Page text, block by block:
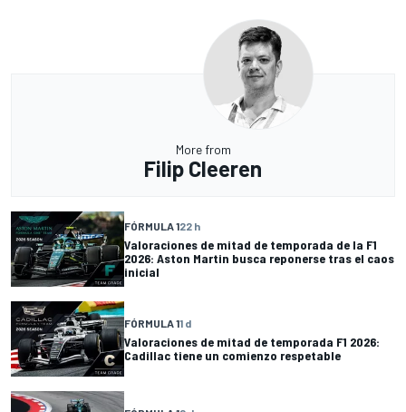
More from
Filip Cleeren
FÓRMULA 122 h
Valoraciones de mitad de temporada de la F1
2026: Aston Martin busca reponerse tras el caos
inicial
FÓRMULA 11 d
Valoraciones de mitad de temporada F1 2026:
Cadillac tiene un comienzo respetable